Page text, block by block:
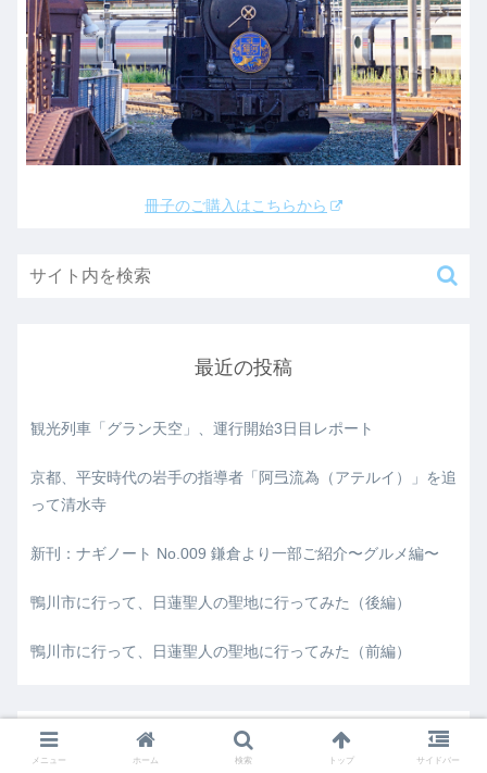
冊子のご購入はこちらから
最近の投稿
観光列車「グラン天空」、運行開始3日目レポート
京都、平安時代の岩手の指導者「阿弖流為（アテルイ）」を追
って清水寺
新刊：ナギノート No.009 鎌倉より一部ご紹介〜グルメ編〜
鴨川市に行って、日蓮聖人の聖地に行ってみた（後編）
鴨川市に行って、日蓮聖人の聖地に行ってみた（前編）
カテゴリー
メニュー ホーム 検索 トップ サイドバー